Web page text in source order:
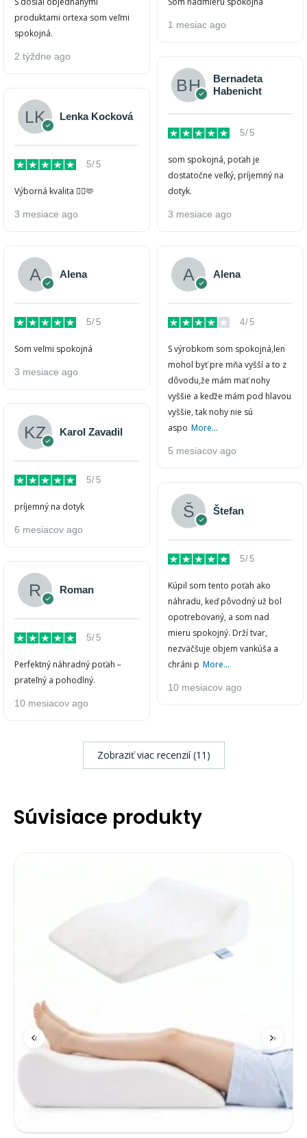
produktami ortexa som veľmi
spokojná.
2 týždne ago
Lenka Kocková
5/5
Výborná kvalita 👍🏻🫶
3 mesiace ago
Alena
5/5
Som veľmi spokojná
3 mesiace ago
Karol Zavadil
5/5
príjemný na dotyk
6 mesiacov ago
Roman
5/5
Perfektný náhradný poťah –
prateľný a pohodlný.
10 mesiacov ago
1 mesiac ago
Bernadeta
Habenicht
5/5
som spokojná, poťah je
dostatočne veľký, príjemný na
dotyk.
3 mesiace ago
Alena
4/5
S výrobkom som spokojná,len
mohol byť pre mňa vyšší a to z
dôvodu,že mám mať nohy
vyššie a keďže mám pod hlavou
vyššie, tak nohy nie sú
aspo More...
5 mesiacov ago
Štefan
5/5
Kúpil som tento poťah ako
náhradu, keď pôvodný už bol
opotrebovaný, a som nad
mieru spokojný. Drží tvar,
nezväčšuje objem vankúša a
chráni p More...
10 mesiacov ago
Zobraziť viac recenzií (11)
Súvisiace produkty
‹ ›